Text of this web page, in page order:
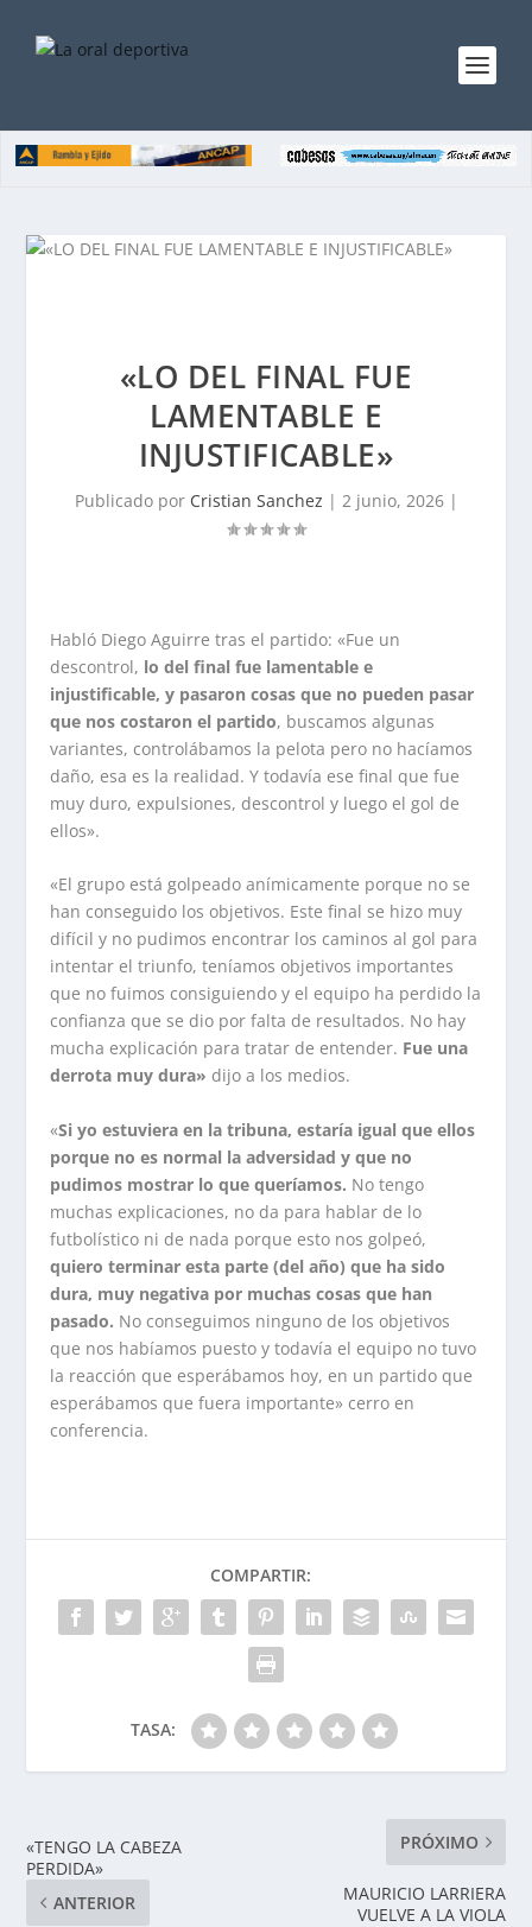
«LO DEL FINAL FUE
LAMENTABLE E
INJUSTIFICABLE»
Publicado por Cristian Sanchez | 2 junio, 2026|
Habló Diego Aguirre tras el partido: «Fue un
descontrol, lo del final fue lamentable e
injustificable, y pasaron cosas que no pueden pasar
que nos costaron el partido, buscamos algunas
variantes, controlábamos la pelota pero no hacíamos
daño, esa es la realidad. Y todavía ese final que fue
muy duro, expulsiones, descontrol y luego el gol de
ellos».
«El grupo está golpeado anímicamente porque no se
han conseguido los objetivos. Este final se hizo muy
difícil y no pudimos encontrar los caminos al gol para
intentar el triunfo, teníamos objetivos importantes
que no fuimos consiguiendo y el equipo ha perdido la
confianza que se dio por falta de resultados. No hay
mucha explicación para tratar de entender. Fue una
derrota muy dura» dijo a los medios.
«Si yo estuviera en la tribuna, estaría igual que ellos
porque no es normal la adversidad y que no
pudimos mostrar lo que queríamos. No tengo
muchas explicaciones, no da para hablar de lo
futbolístico ni de nada porque esto nos golpeó,
quiero terminar esta parte (del año) que ha sido
dura, muy negativa por muchas cosas que han
pasado. No conseguimos ninguno de los objetivos
que nos habíamos puesto y todavía el equipo no tuvo
la reacción que esperábamos hoy, en un partido que
esperábamos que fuera importante» cerro en
conferencia.
COMPARTIR:
TASA:
«TENGO LA CABEZA
PERDIDA»
ANTERIOR
PRÓXIMO
MAURICIO LARRIERA
VUELVE A LA VIOLA